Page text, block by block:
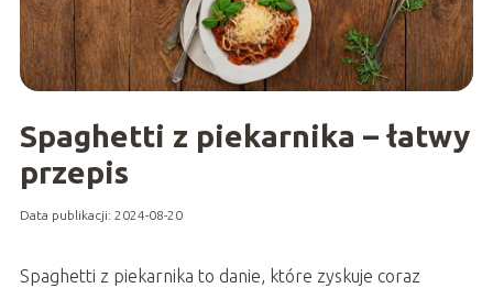
Spaghetti z piekarnika – łatwy
przepis
Data publikacji: 2024-08-20
Spaghetti z piekarnika to danie, które zyskuje coraz